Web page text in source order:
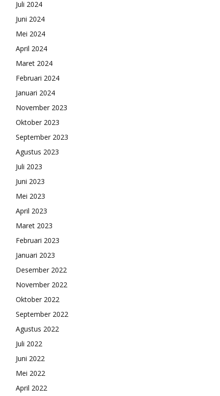
Juli 2024
Juni 2024
Mei 2024
April 2024
Maret 2024
Februari 2024
Januari 2024
November 2023
Oktober 2023
September 2023
Agustus 2023
Juli 2023
Juni 2023
Mei 2023
April 2023
Maret 2023
Februari 2023
Januari 2023
Desember 2022
November 2022
Oktober 2022
September 2022
Agustus 2022
Juli 2022
Juni 2022
Mei 2022
April 2022